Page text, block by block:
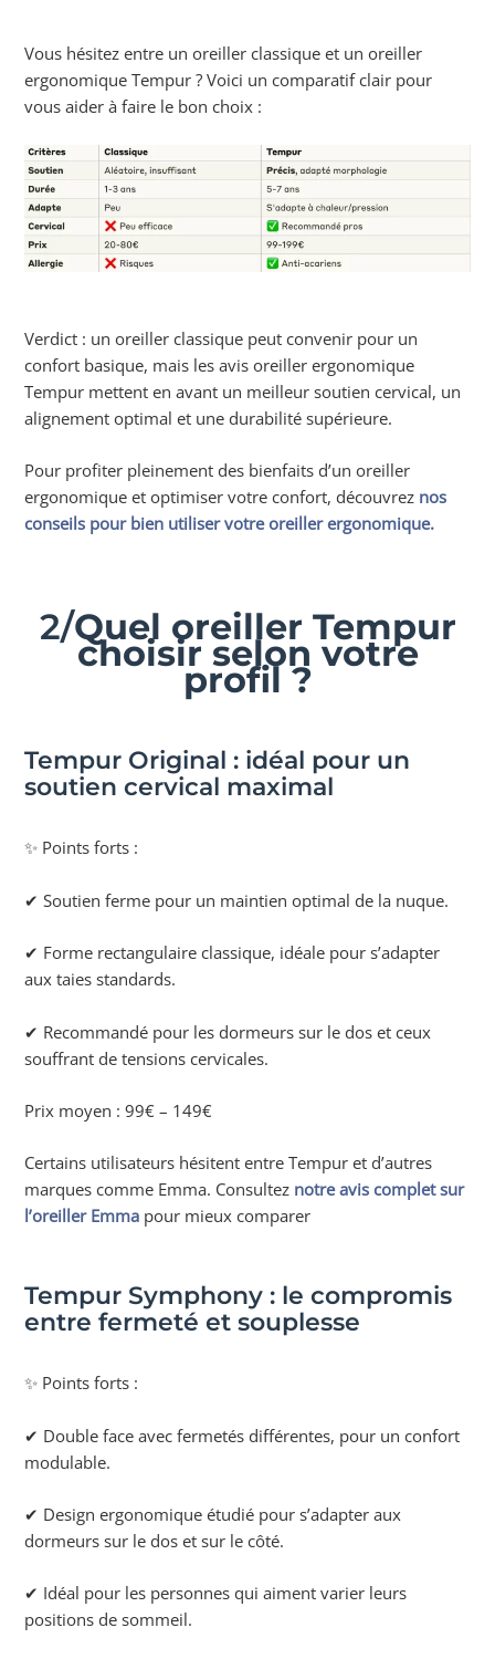
Vous hésitez entre un oreiller classique et un oreiller
ergonomique Tempur ? Voici un comparatif clair pour
vous aider à faire le bon choix :
Verdict : un oreiller classique peut convenir pour un
confort basique, mais les avis oreiller ergonomique
Tempur mettent en avant un meilleur soutien cervical, un
alignement optimal et une durabilité supérieure.
Pour profiter pleinement des bienfaits d’un oreiller
ergonomique et optimiser votre confort, découvrez nos
conseils pour bien utiliser votre oreiller ergonomique.
2/Quel oreiller Tempur
choisir selon votre
profil ?
Tempur Original : idéal pour un
soutien cervical maximal
✨ Points forts :
✔ Soutien ferme pour un maintien optimal de la nuque.
✔ Forme rectangulaire classique, idéale pour s’adapter
aux taies standards.
✔ Recommandé pour les dormeurs sur le dos et ceux
souffrant de tensions cervicales.
Prix moyen : 99€ – 149€
Certains utilisateurs hésitent entre Tempur et d’autres
marques comme Emma. Consultez notre avis complet sur
l’oreiller Emma pour mieux comparer
Tempur Symphony : le compromis
entre fermeté et souplesse
✨ Points forts :
✔ Double face avec fermetés différentes, pour un confort
modulable.
✔ Design ergonomique étudié pour s’adapter aux
dormeurs sur le dos et sur le côté.
✔ Idéal pour les personnes qui aiment varier leurs
positions de sommeil.